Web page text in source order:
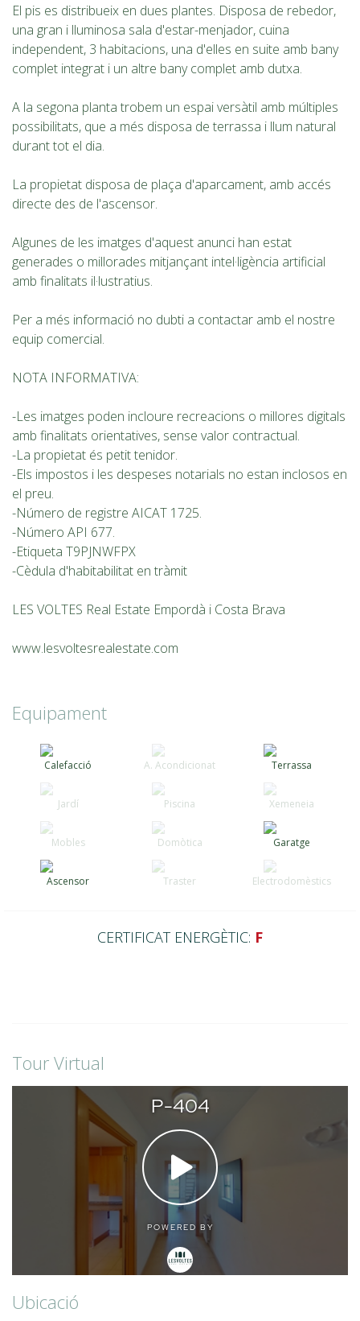
El pis es distribueix en dues plantes. Disposa de rebedor,
una gran i lluminosa sala d'estar-menjador, cuina
independent, 3 habitacions, una d'elles en suite amb bany
complet integrat i un altre bany complet amb dutxa.
A la segona planta trobem un espai versàtil amb múltiples
possibilitats, que a més disposa de terrassa i llum natural
durant tot el dia.
La propietat disposa de plaça d'aparcament, amb accés
directe des de l'ascensor.
Algunes de les imatges d'aquest anunci han estat
generades o millorades mitjançant intel·ligència artificial
amb finalitats il·lustratius.
Per a més informació no dubti a contactar amb el nostre
equip comercial.
NOTA INFORMATIVA:
-Les imatges poden incloure recreacions o millores digitals
amb finalitats orientatives, sense valor contractual.
-La propietat és petit tenidor.
-Els impostos i les despeses notarials no estan inclosos en
el preu.
-Número de registre AICAT 1725.
-Número API 677.
-Etiqueta T9PJNWFPX
-Cèdula d'habitabilitat en tràmit
LES VOLTES Real Estate Empordà i Costa Brava
www.lesvoltesrealestate.com
Equipament
Calefacció A. Acondicionat Terrassa
Jardí Piscina Xemeneia
Mobles Domòtica Garatge
Ascensor Traster Electrodomèstics
CERTIFICAT ENERGÈTIC: F
Tour Virtual
Ubicació